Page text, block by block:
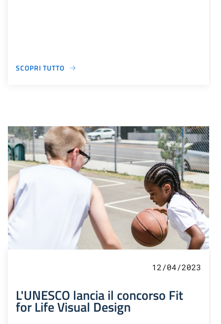
SCOPRI TUTTO
12/04/2023
L'UNESCO lancia il concorso Fit
for Life Visual Design